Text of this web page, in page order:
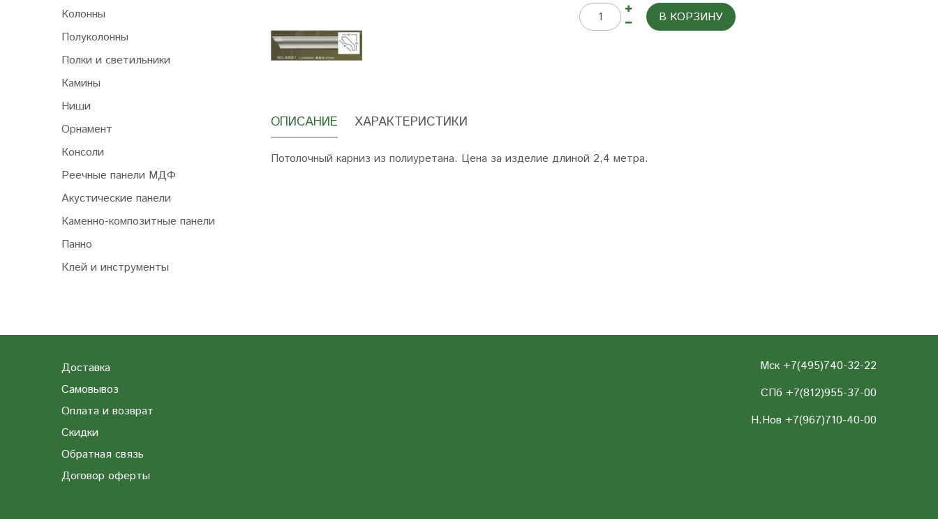
Колонны
Полуколонны
Полки и светильники
Камины
Ниши
Орнамент
Консоли
Реечные панели МДФ
Акустические панели
Каменно-композитные панели
Панно
Клей и инструменты
В КОРЗИНУ
ОПИСАНИЕ ХАРАКТЕРИСТИКИ
Потолочный карниз из полиуретана. Цена за изделие длиной 2,4 метра.
Доставка
Самовывоз
Оплата и возврат
Скидки
Обратная связь
Договор оферты
Мск +7(495)740-32-22
СПб +7(812)955-37-00
Н.Нов +7(967)710-40-00